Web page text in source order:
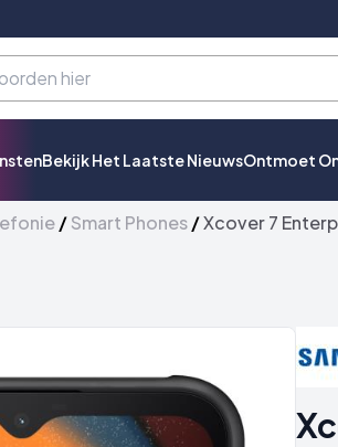
Bekijk Het Laatste NieuwsOntmoet
/Smart Phones/Xcover 7